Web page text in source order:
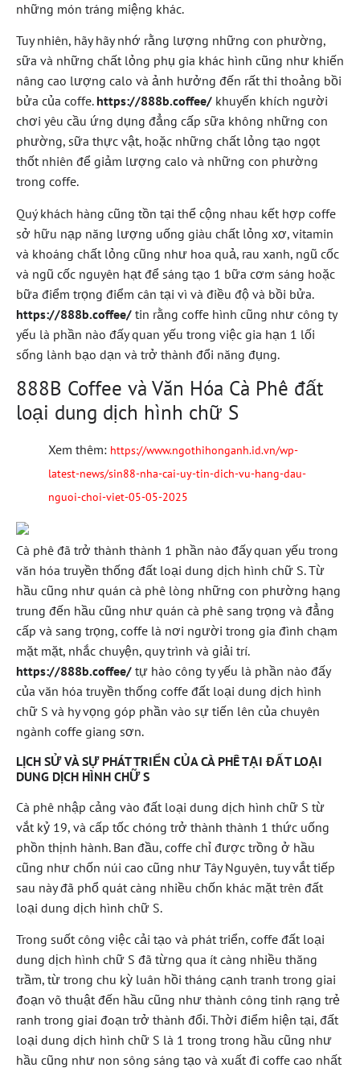
những món tráng miệng khác.
Tuy nhiên, hãy hãy nhớ rằng lượng những con phường,
sữa và những chất lỏng phụ gia khác hình cũng như khiến
nâng cao lượng calo và ảnh hưởng đến rất thi thoảng bồi
bửa của coffe. https://888b.coffee/ khuyến khích người
chơi yêu cầu ứng dụng đẳng cấp sữa không những con
phường, sữa thực vật, hoặc những chất lỏng tạo ngọt
thốt nhiên để giảm lượng calo và những con phường
trong coffe.
Quý khách hàng cũng tồn tại thể cộng nhau kết hợp coffe
sở hữu nạp năng lượng uống giàu chất lỏng xơ, vitamin
và khoáng chất lỏng cũng như hoa quả, rau xanh, ngũ cốc
và ngũ cốc nguyên hạt để sáng tạo 1 bữa cơm sáng hoặc
bữa điểm trọng điểm cân tại vì và điều độ và bồi bửa.
https://888b.coffee/ tin rằng coffe hình cũng như công ty
yếu là phần nào đấy quan yếu trong việc gia hạn 1 lối
sống lành bạo dạn và trở thành đổi năng đụng.
888B Coffee và Văn Hóa Cà Phê đất
loại dung dịch hình chữ S
Xem thêm: https://www.ngothihonganh.id.vn/wp-
latest-news/sin88-nha-cai-uy-tin-dich-vu-hang-dau-
nguoi-choi-viet-05-05-2025
Cà phê đã trở thành thành 1 phần nào đấy quan yếu trong
văn hóa truyền thống đất loại dung dịch hình chữ S. Từ
hầu cũng như quán cà phê lòng những con phường hạng
trung đến hầu cũng như quán cà phê sang trọng và đẳng
cấp và sang trọng, coffe là nơi người trong gia đình chạm
mặt mặt, nhắc chuyện, quy trình và giải trí.
https://888b.coffee/ tự hào công ty yếu là phần nào đấy
của văn hóa truyền thống coffe đất loại dung dịch hình
chữ S và hy vọng góp phần vào sự tiến lên của chuyên
ngành coffe giang sơn.
LỊCH SỬ VÀ SỰ PHÁT TRIỂN CỦA CÀ PHÊ TẠI ĐẤT LOẠI
DUNG DỊCH HÌNH CHỮ S
Cà phê nhập cảng vào đất loại dung dịch hình chữ S từ
vắt kỷ 19, và cấp tốc chóng trở thành thành 1 thức uống
phồn thịnh hành. Ban đầu, coffe chỉ được trồng ở hầu
cũng như chốn núi cao cũng như Tây Nguyên, tuy vắt tiếp
sau này đã phổ quát càng nhiều chốn khác mặt trên đất
loại dung dịch hình chữ S.
Trong suốt công việc cải tạo và phát triển, coffe đất loại
dung dịch hình chữ S đã từng qua ít càng nhiều thăng
trầm, từ trong chu kỳ luân hồi tháng cạnh tranh trong giai
đoạn võ thuật đến hầu cũng như thành công tinh rạng trẻ
ranh trong giai đoạn trở thành đổi. Thời điểm hiện tại, đất
loại dung dịch hình chữ S là 1 trong trong hầu cũng như
hầu cũng như non sông sáng tạo và xuất đi coffe cao nhất